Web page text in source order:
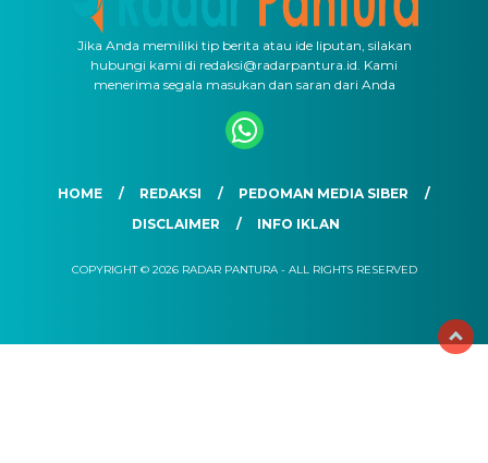
Jika Anda memiliki tip berita atau ide liputan, silakan
hubungi kami di redaksi@radarpantura.id. Kami
menerima segala masukan dan saran dari Anda
HOME REDAKSI
PEDOMAN MEDIA SIBER
DISCLAIMER
INFO IKLAN
COPYRIGHT © 2026 RADAR PANTURA - ALL RIGHTS RESERVED